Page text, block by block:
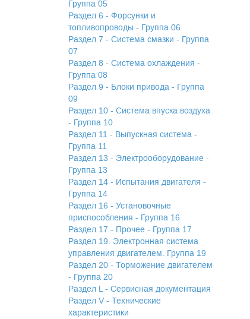
Группа 05
Раздел 6 - Форсунки и
топливопроводы - Группа 06
Раздел 7 - Система смазки - Группа
07
Раздел 8 - Система охлаждения -
Группа 08
Раздел 9 - Блоки привода - Группа
09
Раздел 10 - Система впуска воздуха
- Группа 10
Раздел 11 - Выпускная система -
Группа 11
Раздел 13 - Электрооборудование -
Группа 13
Раздел 14 - Испытания двигателя -
Группа 14
Раздел 16 - Установочные
приспособления - Группа 16
Раздел 17 - Прочее - Группа 17
Раздел 19. Электронная система
управления двигателем. Группа 19
Раздел 20 - Торможение двигателем
- Группа 20
Раздел L - Сервисная документация
Раздел V - Технические
характеристики